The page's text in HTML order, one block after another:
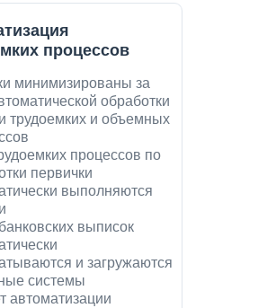
минимизированы за
обработки
трудоемких и объемных
процессов
процессов по
первички
выполняются
выписок
и загружаются
системы
автоматизации